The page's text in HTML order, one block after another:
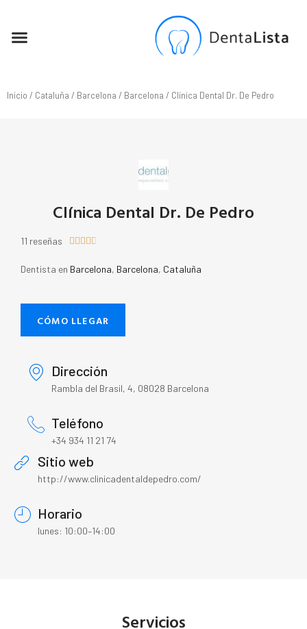
Inicio / Cataluña / Barcelona / Barcelona / Clínica Dental Dr. De Pedro
Clínica Dental Dr. De Pedro
11 reseñas     
Dentista en Barcelona, Barcelona, Cataluña
CÓMO LLEGAR
Dirección
Rambla del Brasil, 4, 08028 Barcelona
Teléfono
+34 934 11 21 74
Sitio web
http://www.clinicadentaldepedro.com/
Horario
lunes: 10:00–14:00
Servicios